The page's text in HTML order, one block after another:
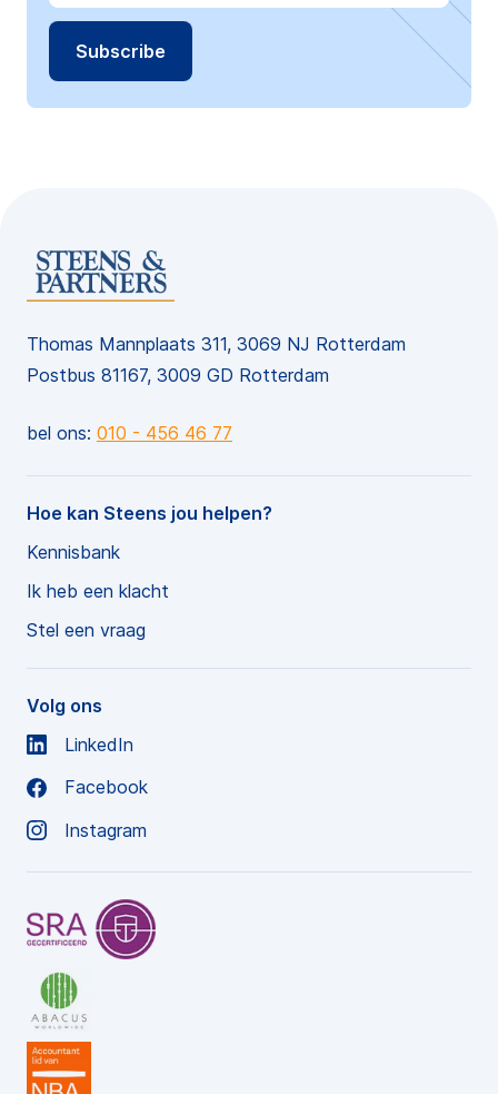
Thomas Mannplaats 311, 3069 NJ Rotterdam
Postbus 81167, 3009 GD Rotterdam
bel ons: 010 - 456 46 77
Hoe kan Steens jou helpen?
Kennisbank
Ik heb een klacht
Stel een vraag
Volg ons
LinkedIn
Facebook
Instagram